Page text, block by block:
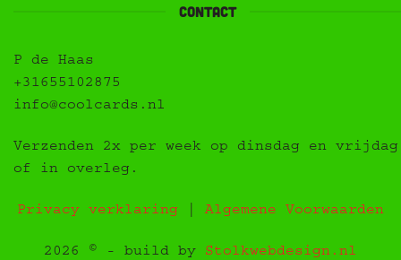
contact
P de Haas
+31655102875
info@coolcards.nl
Verzenden 2x per week op dinsdag en vrijdag
of in overleg.
Privacy verklaring Algemene Voorwaarden
2026 © - build by Stolkwebdesign.nl